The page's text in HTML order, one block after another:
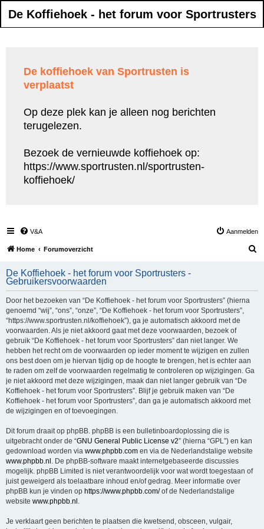
De Koffiehoek - het forum voor Sportrusters
De koffiehoek van Sportrusten is
verplaatst
Op deze plek kan je alleen nog berichten
terugelezen.
Bezoek de vernieuwde koffiehoek op:
https://www.sportrusten.nl/sportrusten-
koffiehoek/
V&A Aanmelden
Home Forumoverzicht
k
De Koffiehoek - het forum voor Sportrusters -
Gebruikersvoorwaarden
Door het bezoeken van “De Koffiehoek - het forum voor Sportrusters” (hierna
genoemd “wij”, “ons”, “onze”, “De Koffiehoek - het forum voor Sportrusters”,
“https://www.sportrusten.nl/koffiehoek”), ga je automatisch akkoord met de
voorwaarden. Als je niet akkoord gaat met deze voorwaarden, bezoek of
gebruik “De Koffiehoek - het forum voor Sportrusters” dan niet langer. We
hebben het recht om de voorwaarden op ieder moment te wijzigen en zullen
ons best doen om je hiervan tijdig op de hoogte te brengen, het is echter aan
te raden om zelf de voorwaarden regelmatig te controleren op wijzigingen. Ga
je niet akkoord met deze wijzigingen, maak dan niet langer gebruik van “De
Koffiehoek - het forum voor Sportrusters”. Blijf je gebruik maken van “De
Koffiehoek - het forum voor Sportrusters”, dan ga je automatisch akkoord met
de wijzigingen en of toevoegingen.
Dit forum draait op phpBB. phpBB is een bulletinboardoplossing die is
uitgebracht onder de “GNU General Public License v2” (hierna “GPL”) en kan
gedownload worden via www.phpbb.com en via de Nederlandstalige website
www.phpbb.nl . De phpBB-software maakt internetgebaseerde discussies
mogelijk. phpBB Limited is niet verantwoordelijk voor wat wordt toegestaan of
juist geweigerd als toelaatbare inhoud en/of gedrag. Meer informatie over
phpBB kun je vinden op https://www.phpbb.com/of de Nederlandstalige
website www.phpbb.nl .
Je verklaart geen berichten te plaatsen die kwetsend, obsceen, vulgair,